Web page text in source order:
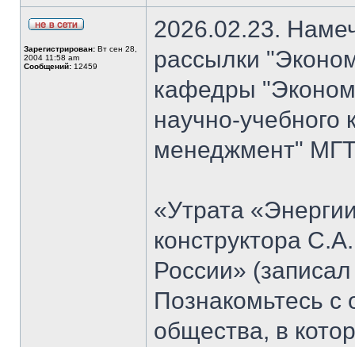
Зарегистрирован: Вт сен 28,
2004 11:58 am
Сообщений: 12459
2026.02.23.
рассылки
кафедры
научно-
менеджмент"
«Утрата
конструктора
России»
Познакомьтесь
общества, в